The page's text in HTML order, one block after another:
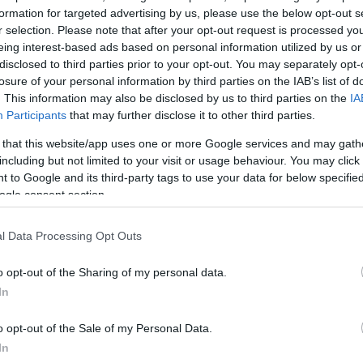
for targeted advertising by us, please use the below opt-out
selection. Please note that after your opt-out request is processed
interest-based ads based on personal information utilized by us
to third parties prior to your opt-out. You may separately
of your personal information by third parties on the IAB’s list of
This information may also be disclosed by us to third parties on the
Participants that may further disclose it to other third parties.
that this website/app uses one or more Google services and may
but not limited to your visit or usage behaviour. You may
to Google and its third-party tags to use your data for below
consent section.
Data Processing Opt Outs
opt-out of the Sharing of my personal data.
opt-out of the Sale of my Personal Data.
συνοδηγός όσων διασχίζουν τους
μας!
BRONZE βραβείο στην κατηγορία «Διαχείριση
σύνολο των ενεργειών που υλοποιούμε και που
ενέργειας.